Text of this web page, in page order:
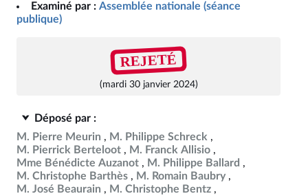
Examiné par : Assemblée nationale (séance
publique)
REJETÉ
(mardi 30 janvier 2024)
Déposé par :
M. Pierre Meurin
M. Philippe Schreck
M. Pierrick Berteloot
M. Franck Allisio
Mme Bénédicte Auzanot
M. Philippe Ballard
M. Christophe Barthès
M. Romain Baubry
M. José Beaurain
M. Christophe Bentz